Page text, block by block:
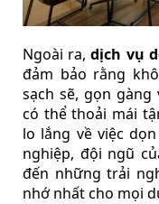
Ngoài ra,dịch vụ
đảm bảo rằng
sạch sẽ, gọn
có thể thoải mái
lo lắng về việc
nghiệp, đội ngũ
đến những trải
nhớ nhất cho mọi